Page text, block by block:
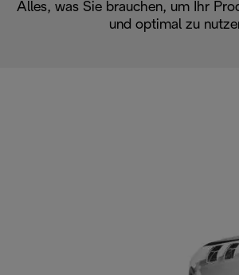
Alles, was Sie brauchen, um Ihr
und optimal zu